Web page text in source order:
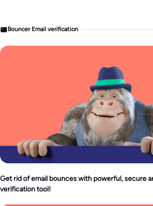
Bouncer Email verification
Get rid of email bounces with powerful, secure
verification tool!